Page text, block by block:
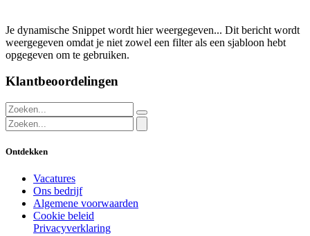
Je dynamische Snippet wordt hier weergegeven... Dit bericht wordt
weergegeven omdat je niet zowel een filter als een sjabloon hebt
opgegeven om te gebruiken.
Klantbeoordelingen
Ontdekken
Vacatures
Ons bedrijf
Algemene voorwaarden
Cookie beleid
Privacyverklaring